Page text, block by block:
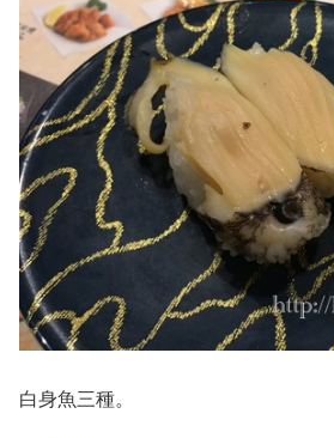
白身魚三種。